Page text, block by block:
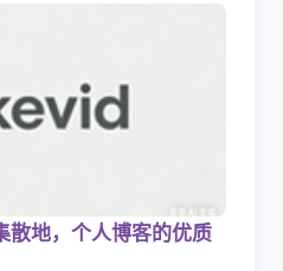
散地，个人博客的优质